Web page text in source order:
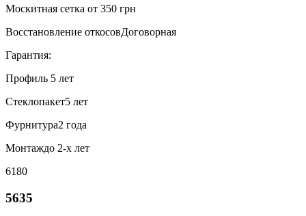
Москитная сетка от 350 грн
Восстановление откосовДоговорная
Гарантия:
Профиль 5 лет
Стеклопакет5 лет
Фурнитура2 года
Монтаждо 2-х лет
6180
5635